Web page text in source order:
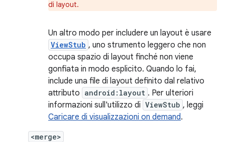
di layout.
Un altro modo per includere un layout è usare
ViewStub , uno strumento leggero che non
occupa spazio di layout finché non viene
gonfiata in modo esplicito. Quando lo fai,
include una file di layout definito dal relativo
attributo android:layout . Per ulteriori
informazioni sull'utilizzo di ViewStub , leggi
Caricare di visualizzazioni on demand.
<merge>